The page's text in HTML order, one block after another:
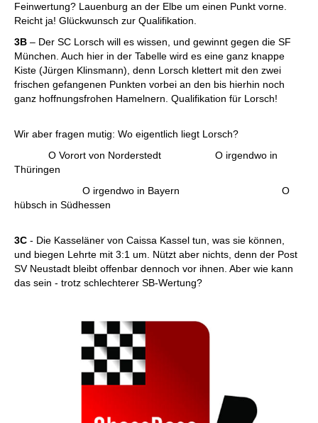
Feinwertung? Lauenburg an der Elbe um einen Punkt vorne.
Reicht ja! Glückwunsch zur Qualifikation.
3B – Der SC Lorsch will es wissen, und gewinnt gegen die SF
München. Auch hier in der Tabelle wird es eine ganz knappe
Kiste (Jürgen Klinsmann), denn Lorsch klettert mit den zwei
frischen gefangenen Punkten vorbei an den bis hierhin noch
ganz hoffnungsfrohen Hamelnern. Qualifikation für Lorsch!
Wir aber fragen mutig: Wo eigentlich liegt Lorsch?
O Vorort von Norderstedt O irgendwo in
Thüringen
O irgendwo in Bayern O
hübsch in Südhessen
3C - Die Kasseläner von Caissa Kassel tun, was sie können,
und biegen Lehrte mit 3:1 um. Nützt aber nichts, denn der Post
SV Neustadt bleibt offenbar dennoch vor ihnen. Aber wie kann
das sein - trotz schlechterer SB-Wertung?